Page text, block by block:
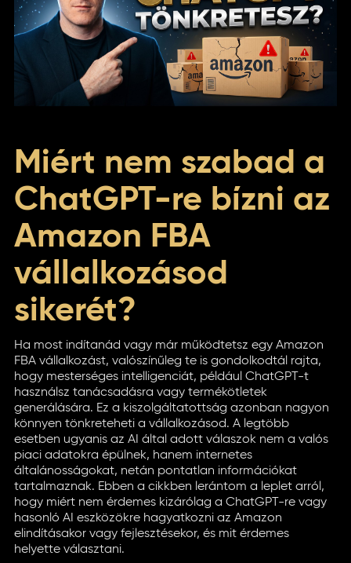
Miért nem szabad a
ChatGPT-re bízni az
Amazon FBA
vállalkozásod
sikerét?
Ha most indítanád vagy már működtetsz egy Amazon
FBA vállalkozást, valószínűleg te is gondolkodtál rajta,
hogy mesterséges intelligenciát, például ChatGPT-t
használsz tanácsadásra vagy termékötletek
generálására. Ez a kiszolgáltatottság azonban nagyon
könnyen tönkreteheti a vállalkozásod. A legtöbb
esetben ugyanis az AI által adott válaszok nem a valós
piaci adatokra épülnek, hanem internetes
általánosságokat, netán pontatlan információkat
tartalmaznak. Ebben a cikkben lerántom a leplet arról,
hogy miért nem érdemes kizárólag a ChatGPT-re vagy
hasonló AI eszközökre hagyatkozni az Amazon
elindításakor vagy fejlesztésekor, és mit érdemes
helyette választani.